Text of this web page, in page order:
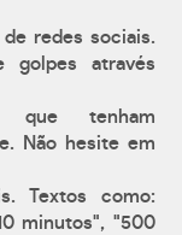
redes sociais.
golpes através
que tenham
Não hesite em
Textos como:
minutos", "500